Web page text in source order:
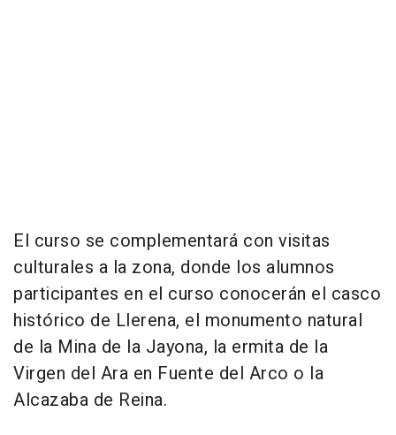
El curso se complementará con visitas
culturales a la zona, donde los alumnos
participantes en el curso conocerán el casco
histórico de Llerena, el monumento natural
de la Mina de la Jayona, la ermita de la
Virgen del Ara en Fuente del Arco o la
Alcazaba de Reina.